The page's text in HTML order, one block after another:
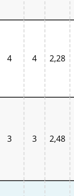
4 4 2,28
3 3 2,48